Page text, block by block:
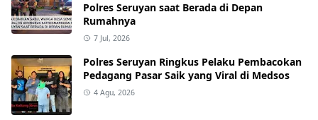
Polres Seruyan saat Berada di Depan
Rumahnya
7 Jul, 2026
Polres Seruyan Ringkus Pelaku Pembacokan
Pedagang Pasar Saik yang Viral di Medsos
4 Agu, 2026